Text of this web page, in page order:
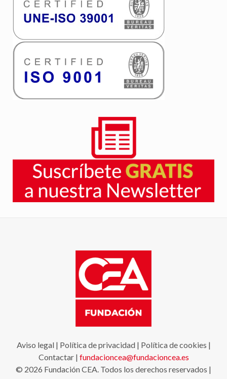
Aviso legal| Política de privacidad| Política de cookies |
Contactar| fundacioncea@fundacioncea.es
© 2026 Fundación CEA. Todos los derechos reservados |